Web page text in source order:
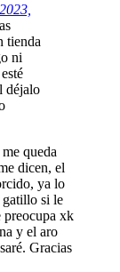
tienda
ni
déjalo
queda
dicen, el
ya lo
gatillo si le
preocupa xk
y el aro
Gracias